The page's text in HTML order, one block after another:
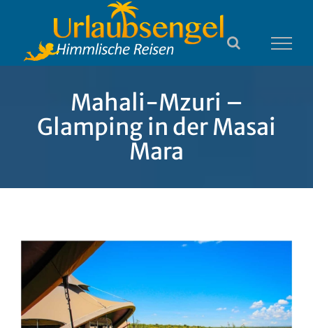
springen
Mahali-Mzuri –
Glamping in der Masai
Mara